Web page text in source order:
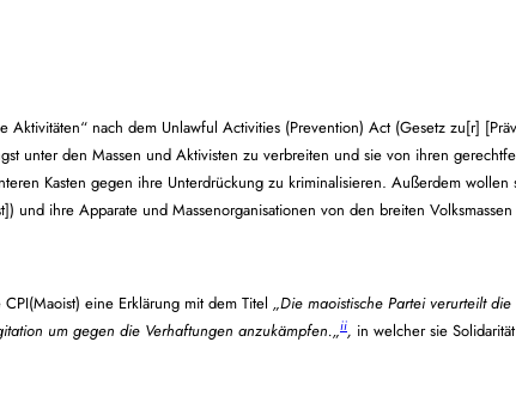
Aktivitäten“ nach dem Unlawful Activities (Prevention) Act (Gesetz zu[r]
unter den Massen und Aktivisten zu verbreiten und sie von ihren
Kasten gegen ihre Unterdrückung zu kriminalisieren. Außerdem wollen
und ihre Apparate und Massenorganisationen von den breiten
eine Erklärung mit dem Titel „Die maoistische Partei verurteilt
um gegen die Verhaftungen anzukämpfen.„ii, in welcher sie